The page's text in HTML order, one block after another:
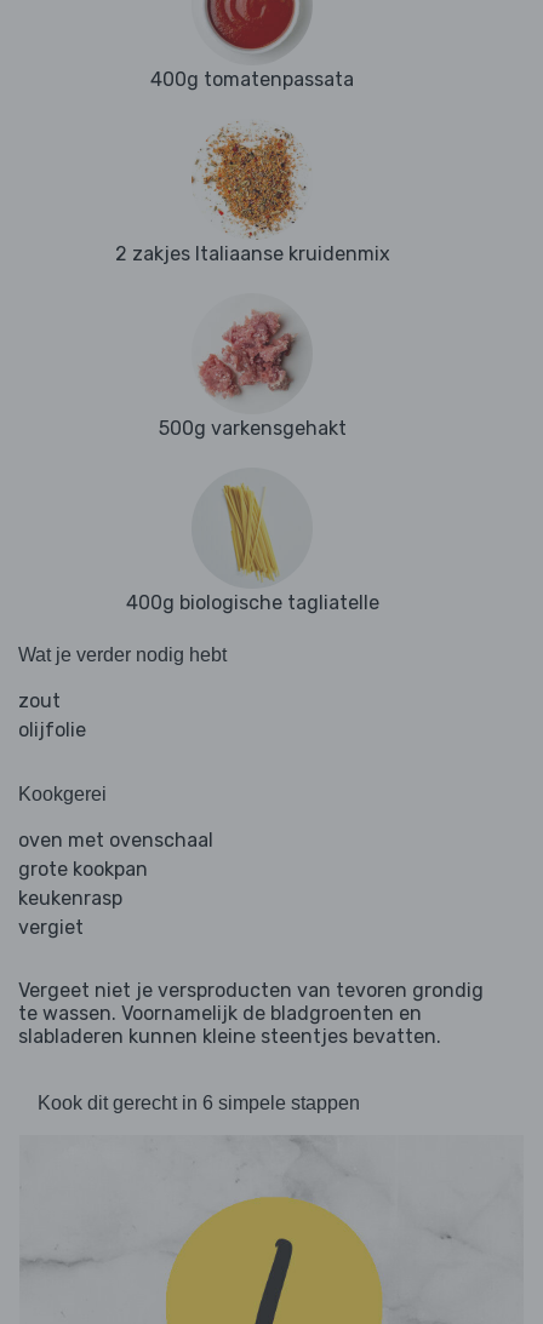
400g tomatenpassata
2 zakjes Italiaanse kruidenmix
500g varkensgehakt
400g biologische tagliatelle
Wat je verder nodig hebt
zout
olijfolie
Kookgerei
oven met ovenschaal
grote kookpan
keukenrasp
vergiet
Vergeet niet je versproducten van tevoren grondig
te wassen. Voornamelijk de bladgroenten en
slabladeren kunnen kleine steentjes bevatten.
Kook dit gerecht in 6 simpele stappen